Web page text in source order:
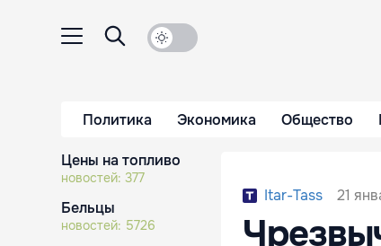
Политика Экономика Общество
Цены на топливо
новостей: 377
Бельцы
новостей: 5726
Itar-Tass 21